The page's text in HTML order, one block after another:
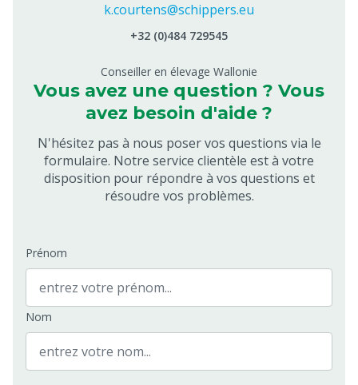
k.courtens@schippers.eu
+32 (0)484 729545
Conseiller en élevage Wallonie
Vous avez une question ? Vous
avez besoin d'aide ?
N'hésitez pas à nous poser vos questions via le
formulaire. Notre service clientèle est à votre
disposition pour répondre à vos questions et
résoudre vos problèmes.
Prénom
Nom